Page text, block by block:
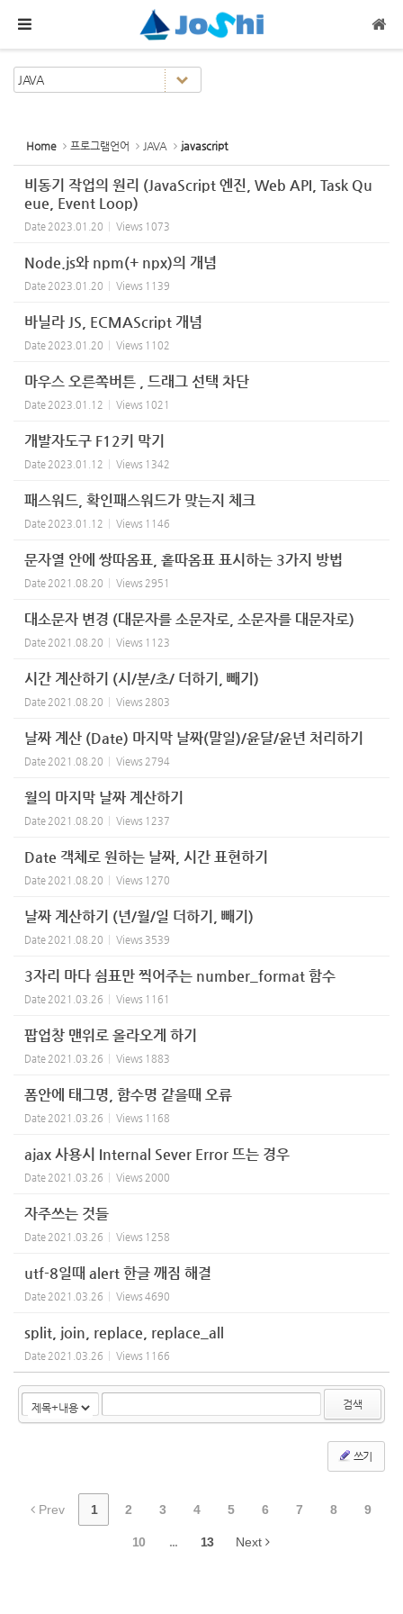
Home 프로그램언어 JAVA javascript
비동기 작업의 원리 (JavaScript 엔진, Web API, Task Qu
eue, Event Loop)
Date 2023.01.20 Views 1073
Node.js와 npm(+ npx)의 개념
Date 2023.01.20 Views 1139
바닐라 JS, ECMAScript 개념
Date 2023.01.20 Views 1102
마우스 오른쪽버튼 , 드래그 선택 차단
Date 2023.01.12 Views 1021
개발자도구 F12키 막기
Date 2023.01.12 Views 1342
패스워드, 확인패스워드가 맞는지 체크
Date 2023.01.12 Views 1146
문자열 안에 쌍따옴표, 홑따옴표 표시하는 3가지 방법
Date 2021.08.20 Views 2951
대소문자 변경 (대문자를 소문자로, 소문자를 대문자로)
Date 2021.08.20 Views 1123
시간 계산하기 (시/분/초/ 더하기, 빼기)
Date 2021.08.20 Views 2803
날짜 계산 (Date) 마지막 날짜(말일)/윤달/윤년 처리하기
Date 2021.08.20 Views 2794
월의 마지막 날짜 계산하기
Date 2021.08.20 Views 1237
Date 객체로 원하는 날짜, 시간 표현하기
Date 2021.08.20 Views 1270
날짜 계산하기 (년/월/일 더하기, 빼기)
Date 2021.08.20 Views 3539
3자리 마다 쉼표만 찍어주는 number_format 함수
Date 2021.03.26 Views 1161
팝업창 맨위로 올라오게 하기
Date 2021.03.26 Views 1883
폼안에 태그명, 함수명 같을때 오류
Date 2021.03.26 Views 1168
ajax 사용시 Internal Sever Error 뜨는 경우
Date 2021.03.26 Views 2000
자주쓰는 것들
Date 2021.03.26 Views 1258
utf-8일때 alert 한글 깨짐 해결
Date 2021.03.26 Views 4690
split, join, replace, replace_all
Date 2021.03.26 Views 1166
검색
쓰기
Prev 1 2 3 4 5 6 7 8 9
10 ... 13 Next